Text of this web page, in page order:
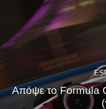
Απόψε το Formula G